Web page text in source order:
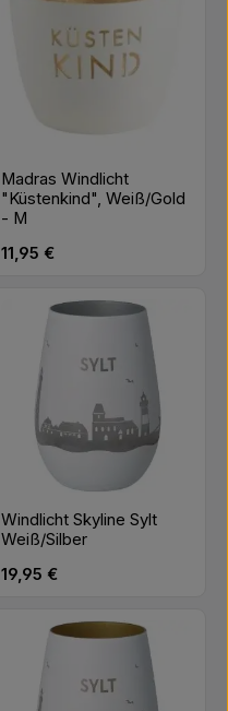
Madras Windlicht
"Küstenkind", Weiß/Gold
- M
Regulärer Preis:
11,95 €
Windlicht Skyline Sylt
Weiß/Silber
Regulärer Preis:
19,95 €